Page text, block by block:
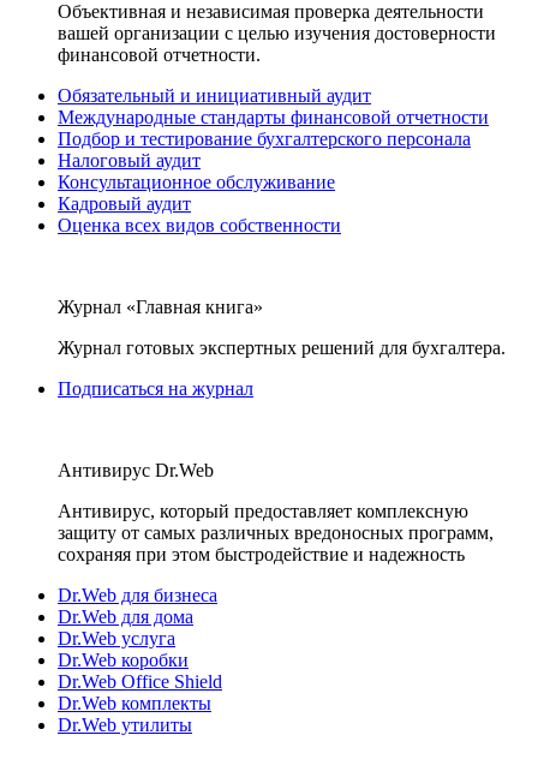
Объективная и независимая проверка деятельности
вашей организации с целью изучения достоверности
финансовой отчетности.
Обязательный и инициативный аудит
Международные стандарты финансовой отчетности
Подбор и тестирование бухгалтерского персонала
Налоговый аудит
Консультационное обслуживание
Кадровый аудит
Оценка всех видов собственности
Журнал «Главная книга»
Журнал готовых экспертных решений для бухгалтера.
Подписаться на журнал
Антивирус Dr.Web
Антивирус, который предоставляет комплексную
защиту от самых различных вредоносных программ,
сохраняя при этом быстродействие и надежность
Dr.Web для бизнеса
Dr.Web для дома
Dr.Web услуга
Dr.Web коробки
Dr.Web Office Shield
Dr.Web комплекты
Dr.Web утилиты